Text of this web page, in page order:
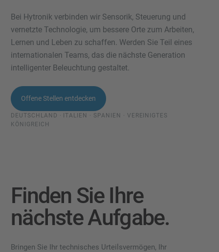
Bei Hytronik verbinden wir Sensorik, Steuerung und
vernetzte Technologie, um bessere Orte zum Arbeiten,
Lernen und Leben zu schaffen. Werden Sie Teil eines
internationalen Teams, das die nächste Generation
intelligenter Beleuchtung gestaltet.
Offene Stellen entdecken
DEUTSCHLAND · ITALIEN · SPANIEN · VEREINIGTES
KÖNIGREICH
Finden Sie Ihre
nächste Aufgabe.
Bringen Sie Ihr technisches Urteilsvermögen, Ihr